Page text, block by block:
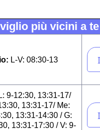
più vicini a te
L-V: 08:30-13
9-12:30, 13:31-17/
13:31-17/ Me:
13:31-14:30 / G:
13:31-17:30 / V: 9-